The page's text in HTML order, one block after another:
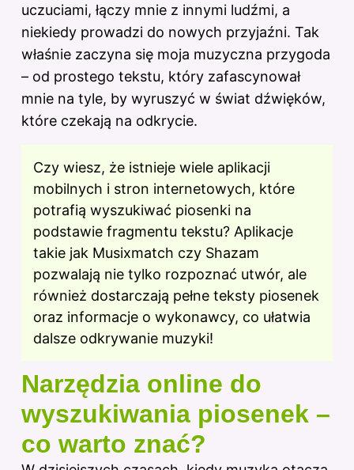
uczuciami, łączy mnie z innymi ludźmi, a
niekiedy prowadzi do nowych przyjaźni. Tak
właśnie zaczyna się moja muzyczna przygoda
– od prostego tekstu, który zafascynował
mnie na tyle, by wyruszyć w świat dźwięków,
które czekają na odkrycie.
Czy wiesz, że istnieje wiele aplikacji
mobilnych i stron internetowych, które
potrafią wyszukiwać piosenki na
podstawie fragmentu tekstu? Aplikacje
takie jak Musixmatch czy Shazam
pozwalają nie tylko rozpoznać utwór, ale
również dostarczają pełne teksty piosenek
oraz informacje o wykonawcy, co ułatwia
dalsze odkrywanie muzyki!
Narzędzia online do
wyszukiwania piosenek –
co warto znać?